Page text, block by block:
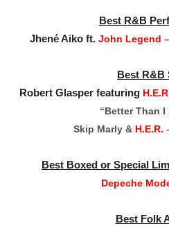
Best R&B
Jhené Aiko ft. John Legend
Best R&B
Robert Glasper featuring H.E.R
“Better Than I
Skip Marly & H.E.R.
Best Boxed or Special
Depeche
Best Folk